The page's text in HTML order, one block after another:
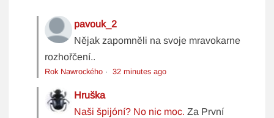
pavouk_2
Nějak zapomněli na svoje mravokarne
rozhořčení..
Rok Nawrockého ·32 minutes ago
Hruška
Naši špijóní? No nic moc. Za První